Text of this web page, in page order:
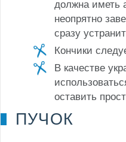
должна иметь
неопрятно
сразу
Кончики
В качестве
оставить
ПУЧОК